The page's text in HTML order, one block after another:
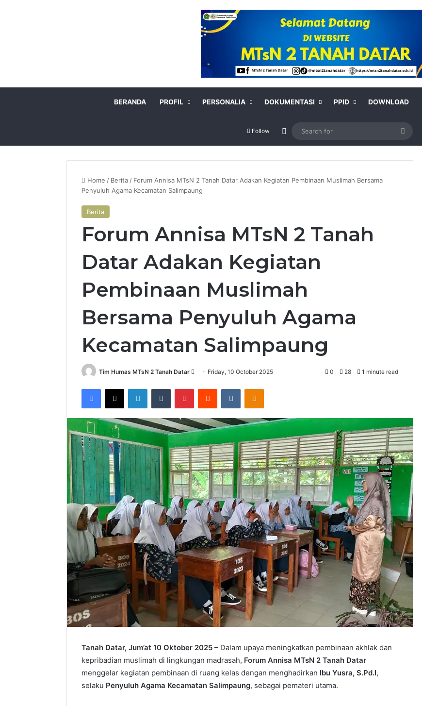
BERANDA PROFIL PERSONALIA DOKUMENTASI PPID DOWNLOAD
Follow Switch skin
for
Home / Berita / Forum Annisa MTsN 2 Tanah Datar Adakan Kegiatan Pembinaan Muslimah Bersama
Penyuluh Agama Kecamatan Salimpaung
Berita
Forum Annisa MTsN 2 Tanah
Datar Adakan Kegiatan
Pembinaan Muslimah
Bersama Penyuluh Agama
Kecamatan Salimpaung
Tim Humas MTsN 2 Tanah Datar
Send
email
Friday, 10 October 2025 0 28 1 minute read
Facebook
X LinkedInTumblr PinterestReddit VKontakteOdnoklassniki
Tanah Datar, Jum’at 10 Oktober 2025 – Dalam upaya meningkatkan pembinaan akhlak dan
kepribadian muslimah di lingkungan madrasah, Forum Annisa MTsN 2 Tanah Datar
menggelar kegiatan pembinaan di ruang kelas dengan menghadirkan Ibu Yusra, S.Pd.I,
selaku Penyuluh Agama Kecamatan Salimpaung, sebagai pemateri utama.